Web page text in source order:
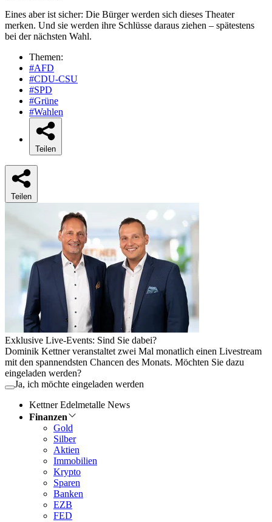
Eines aber ist sicher: Die Bürger werden sich dieses Theater
merken. Und sie werden ihre Schlüsse daraus ziehen – spätestens
bei der nächsten Wahl.
Themen:
#AFD
#CDU-CSU
#SPD
#Grüne
#Wahlen
Teilen
Teilen
Exklusive Live-Events: Sind Sie dabei?
Dominik Kettner veranstaltet zwei Mal monatlich einen Livestream
mit den spannendsten Chancen des Monats. Möchten Sie dazu
eingeladen werden?
Ja, ich möchte eingeladen werden
Kettner Edelmetalle News
Finanzen
Gold
Silber
Aktien
Immobilien
Krypto
Sparen
Banken
EZB
FED